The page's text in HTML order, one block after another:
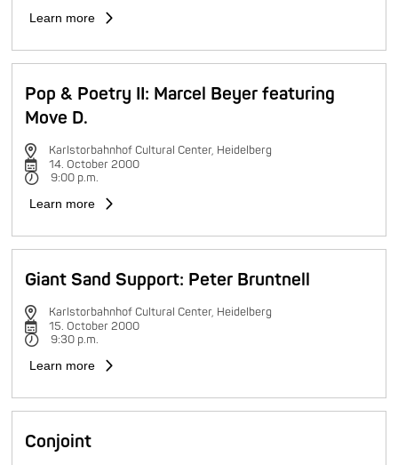
Learn more
Pop & Poetry II: Marcel Beyer featuring
Move D.
Karlstorbahnhof Cultural Center, Heidelberg
14. October 2000
9:00 p.m.
Learn more
Giant Sand Support: Peter Bruntnell
Karlstorbahnhof Cultural Center, Heidelberg
15. October 2000
9:30 p.m.
Learn more
Conjoint